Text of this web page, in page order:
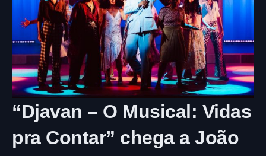
“Djavan – O Musical: Vidas
pra Contar” chega a João